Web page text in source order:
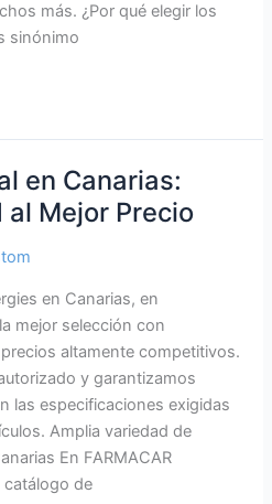
más. ¿Por qué elegir los
sinónimo
en Canarias:
Mejor Precio
en Canarias, en
mejor selección con
altamente competitivos.
y garantizamos
las especificaciones exigidas
Amplia variedad de
En FARMACAR
de